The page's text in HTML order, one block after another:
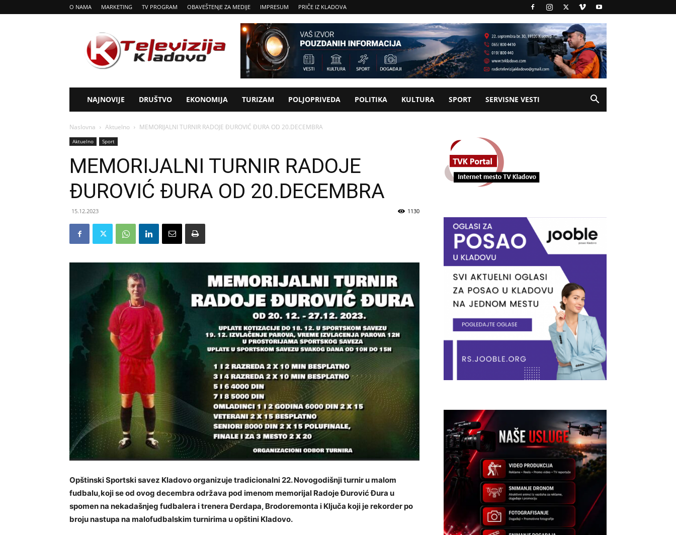
O NAMA MARKETING TV PROGRAM OBAVEŠTENJE ZA MEDIJE IMPRESUM PRIČE IZ KLADOVA
Tv
Kladovo
NAJNOVIJE DRUŠTVO EKONOMIJA TURIZAM POLJOPRIVEDA POLITIKA KULTURA SPORT SERVISNE VESTI
Naslovna Aktuelno MEMORIJALNI TURNIR RADOJE ĐUROVIĆ ĐURA OD 20.DECEMBRA
Aktuelno Sport
MEMORIJALNI TURNIR RADOJE
ĐUROVIĆ ĐURA OD 20.DECEMBRA
15.12.2023 1130
Opštinski Sportski savez Kladovo organizuje tradicionalni 22. Novogodišnji turnir u malom
fudbalu,koji se od ovog decembra održava pod imenom memorijal Radoje Đurović Đura u
spomen na nekadašnjeg fudbalera i trenera Đerdapa, Brodoremonta i Ključa koji je rekorder po
broju nastupa na malofudbalskim turnirima u opštini Kladovo.